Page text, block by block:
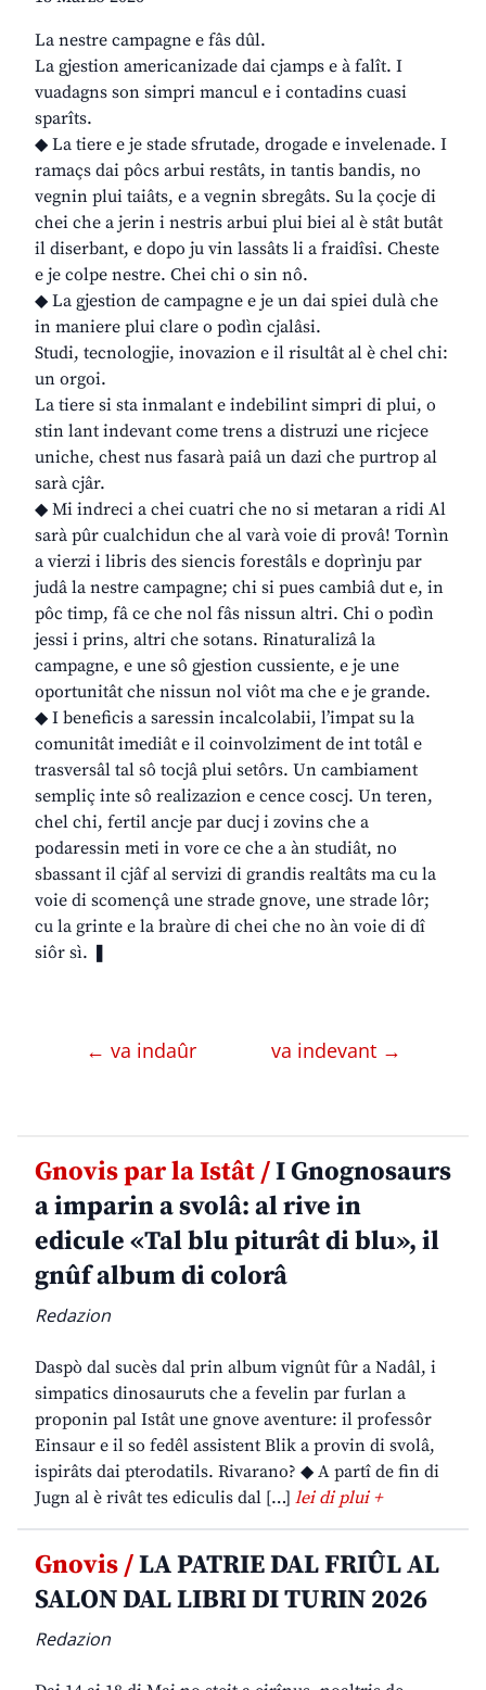
La nestre campagne e fâs dûl.
La gjestion americanizade dai cjamps e à falît. I
vuadagns son simpri mancul e i contadins cuasi
sparîts.
◆ La tiere e je stade sfrutade, drogade e invelenade. I
ramaçs dai pôcs arbui restâts, in tantis bandis, no
vegnin plui taiâts, e a vegnin sbregâts. Su la çocje di
chei che a jerin i nestris arbui plui biei al è stât butât
il diserbant, e dopo ju vin lassâts li a fraidîsi. Cheste
e je colpe nestre. Chei chi o sin nô.
◆ La gjestion de campagne e je un dai spiei dulà che
in maniere plui clare o podìn cjalâsi.
Studi, tecnologjie, inovazion e il risultât al è chel chi:
un orgoi.
La tiere si sta inmalant e indebilint simpri di plui, o
stin lant indevant come trens a distruzi une ricjece
uniche, chest nus fasarà paiâ un dazi che purtrop al
sarà cjâr.
◆ Mi indreci a chei cuatri che no si metaran a ridi Al
sarà pûr cualchidun che al varà voie di provâ! Tornìn
a vierzi i libris des siencis forestâls e doprìnju par
judâ la nestre campagne; chi si pues cambiâ dut e, in
pôc timp, fâ ce che nol fâs nissun altri. Chi o podìn
jessi i prins, altri che sotans. Rinaturalizâ la
campagne, e une sô gjestion cussiente, e je une
oportunitât che nissun nol viôt ma che e je grande.
◆ I beneficis a saressin incalcolabii, l’impat su la
comunitât imediât e il coinvolziment de int totâl e
trasversâl tal sô tocjâ plui setôrs. Un cambiament
sempliç inte sô realizazion e cence coscj. Un teren,
chel chi, fertil ancje par ducj i zovins che a
podaressin meti in vore ce che a àn studiât, no
sbassant il cjâf al servizi di grandis realtâts ma cu la
voie di scomençâ une strade gnove, une strade lôr;
cu la grinte e la braùre di chei che no àn voie di dî
siôr sì. ❚
← va indaûr va indevant →
Gnovis par la Istât /I Gnognosaurs
a imparin a svolâ: al rive in
edicule «Tal blu piturât di blu», il
gnûf album di colorâ
Redazion
Daspò dal sucès dal prin album vignût fûr a Nadâl, i
simpatics dinosauruts che a fevelin par furlan a
proponin pal Istât une gnove aventure: il professôr
Einsaur e il so fedêl assistent Blik a provin di svolâ,
ispirâts dai pterodatils. Rivarano? ◆ A partî de fin di
Jugn al è rivât tes ediculis dal […] lei di plui +
Gnovis /LA PATRIE DAL FRIÛL AL
SALON DAL LIBRI DI TURIN 2026
Redazion